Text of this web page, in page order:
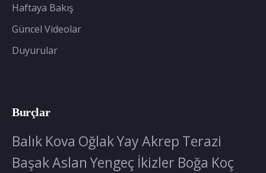
Haftaya Bakış
Güncel Videolar
Duyurular
Burçlar
Balık Kova OğlakYayAkrep Terazi
BaşakAslan Yengeç İkizler Boğa Koç